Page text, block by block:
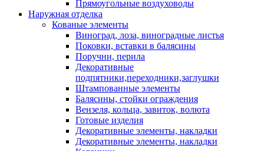
Прямоугольные воздуховоды
Наружная отделка
Кованые элементы
Виноград, лоза, виноградные листья
Поковки, вставки в балясины
Поручни, перила
Декоративные
подпятники,переходники,заглушки
Штампованные элементы
Балясины, стойки ограждения
Вензеля, кольца, завиток, волюта
Готовые изделия
Декоративные элементы, накладки
Декоративные элементы, накладки